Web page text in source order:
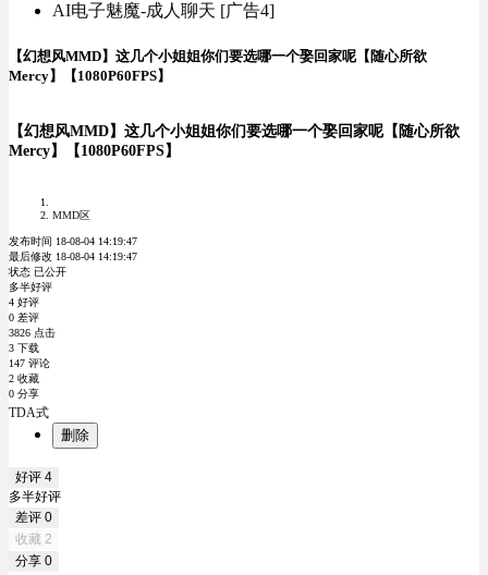
AI电子魅魔-成人聊天 [广告4]
【幻想风MMD】这几个小姐姐你们要选哪一个娶回家呢【随心所欲
Mercy】【1080P60FPS】
【幻想风MMD】这几个小姐姐你们要选哪一个娶回家呢【随心所欲
Mercy】【1080P60FPS】
MMD区
发布时间 18-08-04 14:19:47
最后修改 18-08-04 14:19:47
状态 已公开
多半好评
4 好评
0 差评
3826 点击
3 下载
147 评论
2 收藏
0 分享
TDA式
删除
好评 4
多半好评
差评 0
收藏 2
分享 0